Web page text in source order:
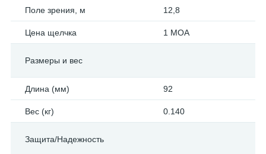
Поле зрения, м 12,8
Цена щелчка 1 МОА
Размеры и вес
Длина (мм) 92
Вес (кг) 0.140
Защита/Надежность